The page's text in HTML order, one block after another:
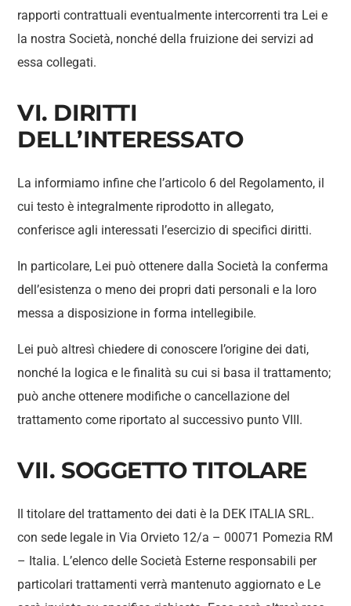
rapporti contrattuali eventualmente intercorrenti tra Lei e
la nostra Società, nonché della fruizione dei servizi ad
essa collegati.
VI. DIRITTI
DELL’INTERESSATO
La informiamo infine che l’articolo 6 del Regolamento, il
cui testo è integralmente riprodotto in allegato,
conferisce agli interessati l’esercizio di specifici diritti.
In particolare, Lei può ottenere dalla Società la conferma
dell’esistenza o meno dei propri dati personali e la loro
messa a disposizione in forma intellegibile.
Lei può altresì chiedere di conoscere l’origine dei dati,
nonché la logica e le finalità su cui si basa il trattamento;
può anche ottenere modifiche o cancellazione del
trattamento come riportato al successivo punto VIII.
VII. SOGGETTO TITOLARE
Il titolare del trattamento dei dati è la DEK ITALIA SRL.
con sede legale in Via Orvieto 12/a – 00071 Pomezia RM
– Italia. L’elenco delle Società Esterne responsabili per
particolari trattamenti verrà mantenuto aggiornato e Le